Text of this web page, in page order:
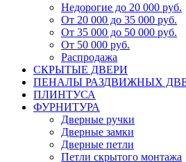
Недорогие до 20 000 руб.
От 20 000 до 35 000 руб.
От 35 000 до 50 000 руб.
От 50 000 руб.
Распродажа
СКРЫТЫЕ ДВЕРИ
ПЕНАЛЫ РАЗДВИЖНЫХ
ПЛИНТУСА
ФУРНИТУРА
Дверные ручки
Дверные замки
Дверные петли
Петли скрытого монтажа